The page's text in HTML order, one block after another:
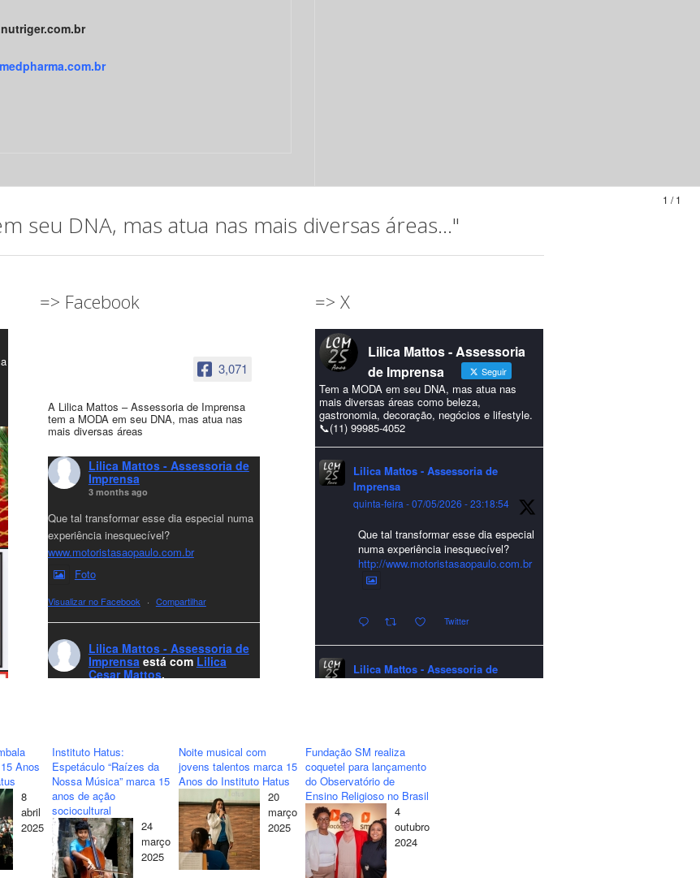
1 / 1
seu DNA, mas atua nas mais diversas áreas..."
=> Facebook
3,071
A Lilica Mattos – Assessoria de Imprensa
tem a MODA em seu DNA, mas atua nas
mais diversas áreas
Lilica Mattos - Assessoria de
Imprensa
3 months ago
Que tal transformar esse dia especial numa
experiência inesquecível?
www.motoristasaopaulo.com.br
Foto
Visualizar no Facebook · Compartilhar
Lilica Mattos - Assessoria de
Imprensa está com Lilica
Cesar Mattos.
realizações para todos clientes, jornalistas e
amigos que sempre nos acompanham!🎄✨
🥂❤️
#lcmassessoria
#natal
#merrychristmas #felizanonovo
#HappyNewYear
Foto
=> X
Lilica Mattos - Assessoria
de Imprensa
Seguir
Tem a MODA em seu DNA, mas atua nas
mais diversas áreas como beleza,
gastronomia, decoração, negócios e lifestyle.
📞(11) 99985-4052
Lilica Mattos - Assessoria de
Imprensa
quinta-feira - 07/05/2026 - 23:18:54
Que tal transformar esse dia especial
numa experiência inesquecível?
http://www.motoristasaopaulo.com.br
Twitter
Lilica Mattos - Assessoria de
excelente Natal e um 2026 repleto de
conquistas e realizações para todos
clientes, jornalistas e amigos que
sempre nos acompanham!🎄✨🥂❤️
#lcmassessoria
#merrychristmas
#happynewyear
Anos
8
abril
2025
Instituto Hatus:
Espetáculo “Raízes da
Nossa Música” marca 15
anos de ação
sociocultural
24
março
2025
Noite musical com
jovens talentos marca 15
Anos do Instituto Hatus
20
março
2025
Fundação SM realiza
coquetel para lançamento
do Observatório de
Ensino Religioso no Brasil
4
outubro
2024